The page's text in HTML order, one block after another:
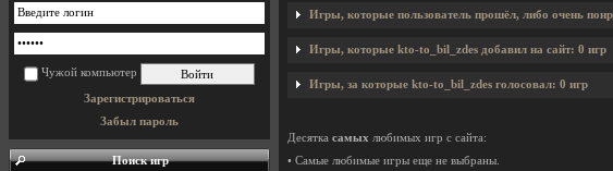
Игры, которые пользователь прошёл, либо очень
Игры, которые kto-to_bil_zdes добавил на сайт: 0 игр
Игры, за которые kto-to_bil_zdes голосовал: 0 игр
Десятка самых любимых игр с сайта:
• Самые любимые игры еще не выбраны.
Чужой компьютер
Зарегистрироваться
Забыл пароль
Поиск игр